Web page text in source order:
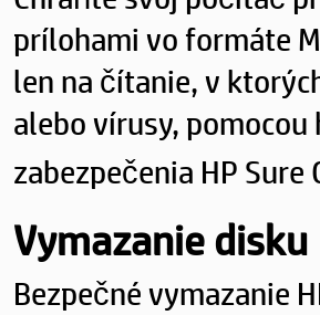
prílohami vo formáte
len na čítanie, v
alebo vírusy,
zabezpečenia HP Sure
Vymazanie disku
Bezpečné vymazanie